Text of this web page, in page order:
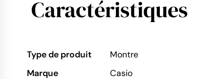
Caractéristiques
Type de produit
Montre
Marque
Casio